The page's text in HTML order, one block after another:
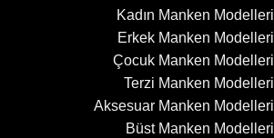
Kadın Manken Modelleri
Erkek Manken Modelleri
Çocuk Manken Modelleri
Terzi Manken Modelleri
Aksesuar Manken Modelleri
Büst Manken Modelleri